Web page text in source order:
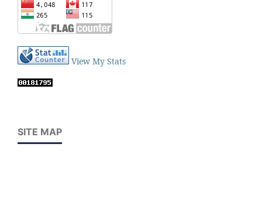
View My Stats
SITE MAP